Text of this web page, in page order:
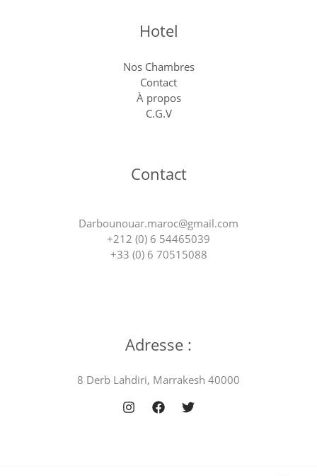
Hotel
Nos Chambres
Contact
À propos
C.G.V
Contact
Darbounouar.maroc@gmail.com
+212 (0) 6 54465039
+33 (0) 6 70515088
Adresse :
8 Derb Lahdiri, Marrakesh 40000